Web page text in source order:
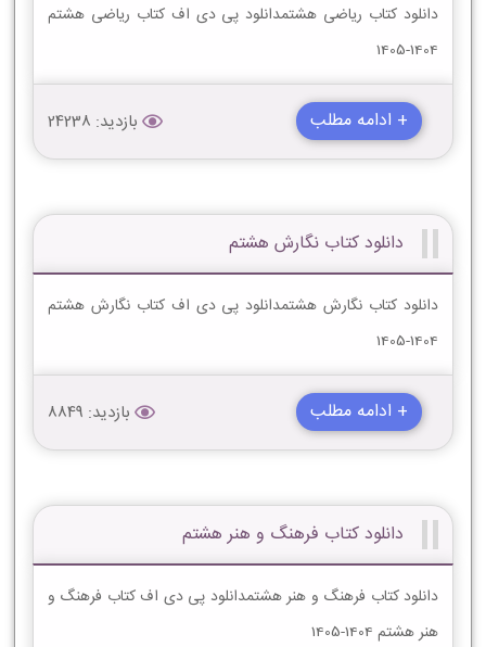
دانلود کتاب ریاضی هشتمدانلود پی دی اف کتاب ریاضی هشتم
1404-1405
+ ادامه مطلب بازدید: 24238
دانلود کتاب نگارش هشتم
دانلود کتاب نگارش هشتمدانلود پی دی اف کتاب نگارش هشتم
1404-1405
+ ادامه مطلب بازدید: 8849
دانلود کتاب فرهنگ و هنر هشتم
دانلود کتاب فرهنگ و هنر هشتمدانلود پی دی اف کتاب فرهنگ و
هنر هشتم 1404-1405